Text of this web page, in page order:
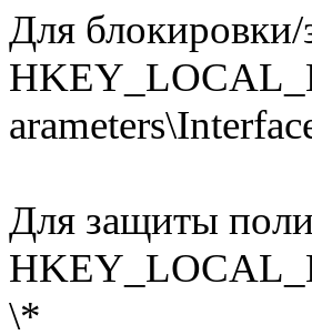
Для блокировки/
Для защиты
­\*